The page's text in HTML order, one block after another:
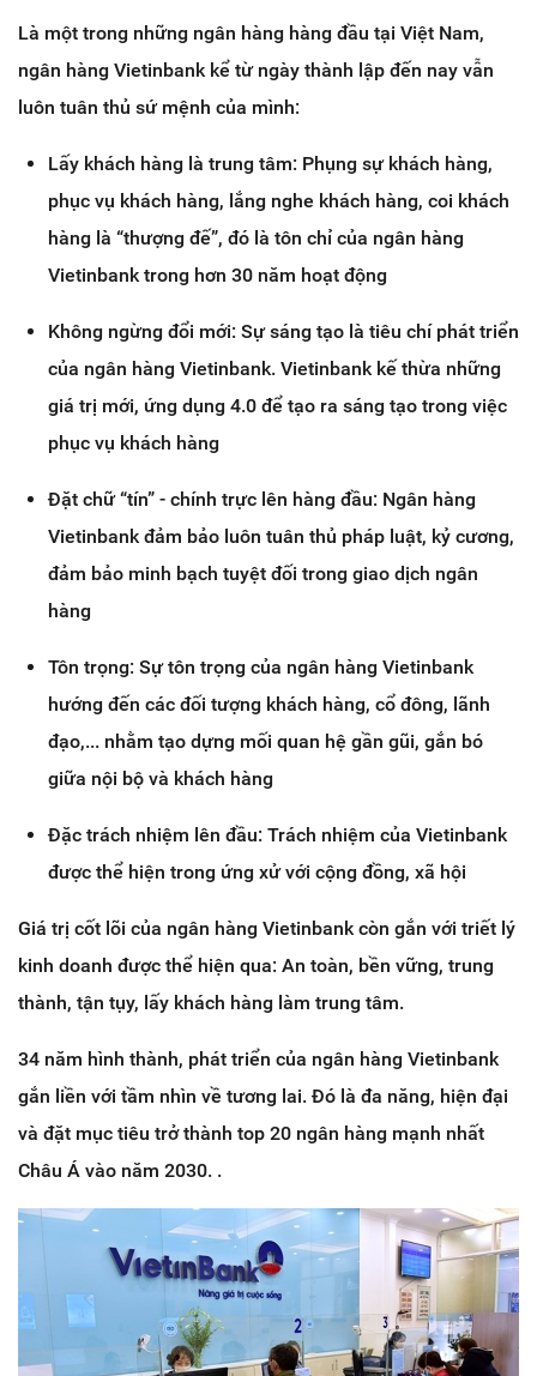
Là một trong những ngân hàng hàng đầu tại Việt Nam,
ngân hàng Vietinbank kể từ ngày thành lập đến nay vẫn
luôn tuân thủ sứ mệnh của mình:
Lấy khách hàng là trung tâm: Phụng sự khách hàng,
phục vụ khách hàng, lắng nghe khách hàng, coi khách
hàng là “thượng đế”, đó là tôn chỉ của ngân hàng
Vietinbank trong hơn 30 năm hoạt động
Không ngừng đổi mới: Sự sáng tạo là tiêu chí phát triển
của ngân hàng Vietinbank. Vietinbank kế thừa những
giá trị mới, ứng dụng 4.0 để tạo ra sáng tạo trong việc
phục vụ khách hàng
Đặt chữ “tín” - chính trực lên hàng đầu: Ngân hàng
Vietinbank đảm bảo luôn tuân thủ pháp luật, kỷ cương,
đảm bảo minh bạch tuyệt đối trong giao dịch ngân
hàng
Tôn trọng: Sự tôn trọng của ngân hàng Vietinbank
hướng đến các đối tượng khách hàng, cổ đông, lãnh
đạo,... nhằm tạo dựng mối quan hệ gần gũi, gắn bó
giữa nội bộ và khách hàng
Đặc trách nhiệm lên đầu: Trách nhiệm của Vietinbank
được thể hiện trong ứng xử với cộng đồng, xã hội
Giá trị cốt lõi của ngân hàng Vietinbank còn gắn với triết lý
kinh doanh được thể hiện qua: An toàn, bền vững, trung
thành, tận tụy, lấy khách hàng làm trung tâm.
34 năm hình thành, phát triển của ngân hàng Vietinbank
gắn liền với tầm nhìn về tương lai. Đó là đa năng, hiện đại
và đặt mục tiêu trở thành top 20 ngân hàng mạnh nhất
Châu Á vào năm 2030. .